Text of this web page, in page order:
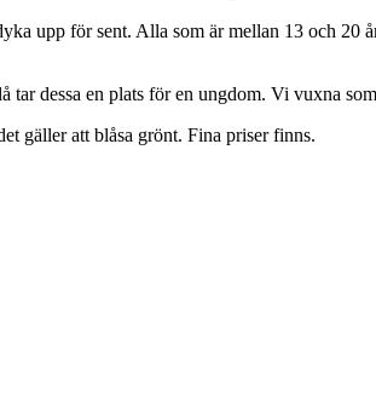
upp för sent. Alla som är mellan 13 och 20
dessa en plats för en ungdom. Vi vuxna
gäller att blåsa grönt. Fina priser finns.